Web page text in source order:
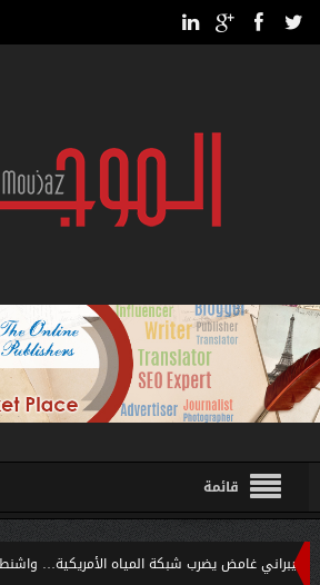
قائمة
غامض يضرب شبكة المياه الأمريكية… واشنطن